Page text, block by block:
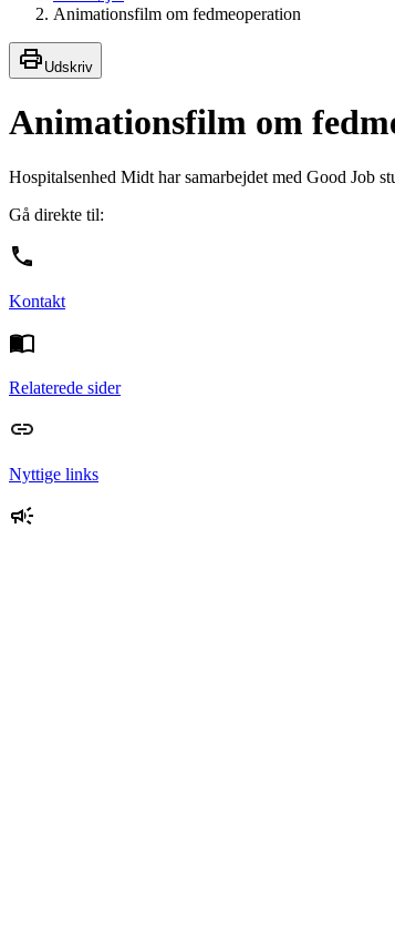
Animationsfilm om fedmeoperation
Udskriv
Animationsfilm om
Hospitalsenhed Midt har samarbejdet med Good Job
Gå direkte til:
Kontakt
Relaterede sider
Nyttige links